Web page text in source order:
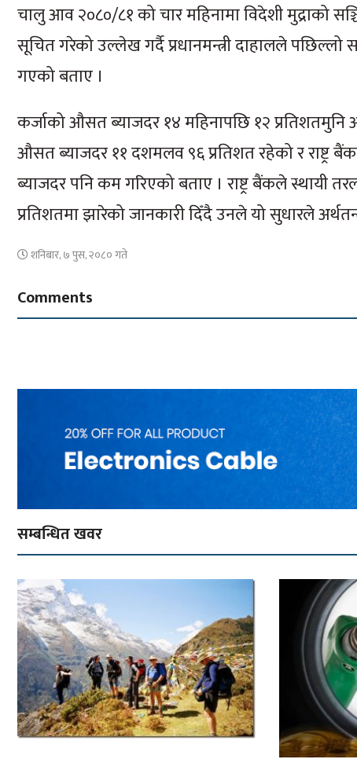
चालु आव २०८०/८१ को चार महिनामा विदेशी मुद्राको
सूचित गरेको उल्लेख गर्दै प्रधानमन्त्री दाहालले
गएको बताए ।
कर्जाको औसत ब्याजदर १४ महिनापछि १२ प्रतिशतमुनि
औसत ब्याजदर ११ दशमलव ९६ प्रतिशत रहेको र राष्ट्र
ब्याजदर पनि कम गरिएको बताए । राष्ट्र बैंकले स्थायी
प्रतिशतमा झारेको जानकारी दिँदै उनले यो सुधारले
शनिबार, ७ पुस, २०८० गते
Comments
सम्बन्धित खवर